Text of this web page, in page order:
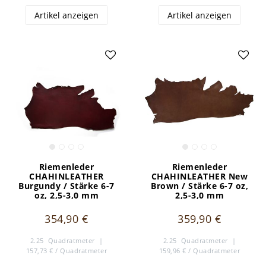
Artikel anzeigen Artikel anzeigen
Riemenleder
CHAHINLEATHER
Burgundy / Stärke 6-7
oz, 2,5-3,0 mm
354,90 €
2.25 Quadratmeter
|
157,73 € / Quadratmeter
Riemenleder
CHAHINLEATHER New
Brown / Stärke 6-7 oz,
2,5-3,0 mm
359,90 €
2.25 Quadratmeter
|
159,96 € / Quadratmeter